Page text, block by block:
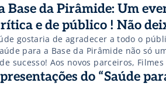
[…]
Clínica Mayo e
Care! Inscreva-
Base da Pirâmide: Um
e de público ! Não
gostaria de agradecer a todo o
para a Base da Pirâmide não só
sucesso! Aos novos parceiros,
para termos nosso
o que permitiu que […]
do “Saúde